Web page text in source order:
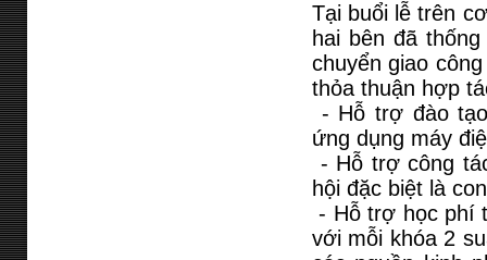
Tại buổi lễ trên
hai bên đã
chuyển giao
thỏa thuận hợp
- Hỗ trợ đào
ứng dụng máy
- Hỗ trợ công
hội đặc biệt là
- Hỗ trợ học phí
với mỗi khóa 2